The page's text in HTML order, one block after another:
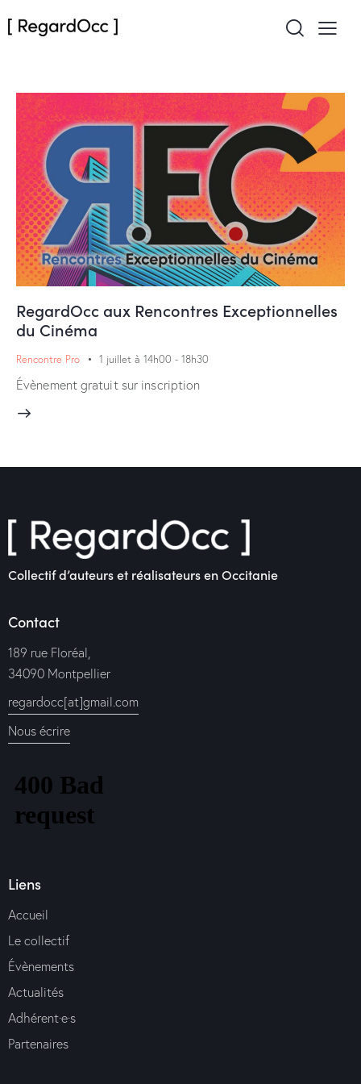
RegardOcc aux Rencontres Exceptionnelles
du Cinéma
Rencontre Pro 1 juillet à 14h00 - 18h30
Évènement gratuit sur inscription
Collectif d’auteurs et réalisateurs en Occitanie
Contact
189 rue Floréal,
34090 Montpellier
regardocc[at]gmail.com
Nous écrire
Liens
Accueil
Le collectif
Évènements
Actualités
Adhérent·e·s
Partenaires